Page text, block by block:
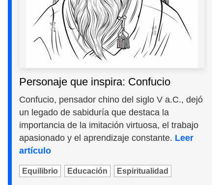
Personaje que inspira: Confucio
Confucio, pensador chino del siglo V a.C., dejó
un legado de sabiduría que destaca la
importancia de la imitación virtuosa, el trabajo
apasionado y el aprendizaje constante. Leer
artículo
Equilibrio Educación Espiritualidad